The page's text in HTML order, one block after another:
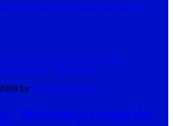
Die Anfänge der Münzprägung im
Herzogtum Sachsen
Vera Jammer Wikingerzeit
by Hendrik Mäkeler
Währungsgrenzen des